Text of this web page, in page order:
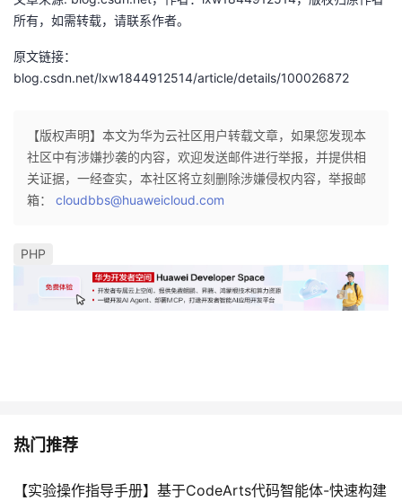
坛
圈
子
的
直
播
我
的
活
我
的
注
我
开
发
堂
我
的
Programs
我
我
所有，如需转载，请联系作者。
原文链接：
blog.csdn.net/lxw1844912514/article/details/100026872
【版权声明】本文为华为云社区用户转载文章，如果您发现本
社区中有涉嫌抄袭的内容，欢迎发送邮件进行举报，并提供相
关证据，一经查实，本社区将立刻删除涉嫌侵权内容，举报邮
箱： cloudbbs@huaweicloud.com
PHP
热门推荐
【实验操作指导手册】基于CodeArts代码智能体-快速构建